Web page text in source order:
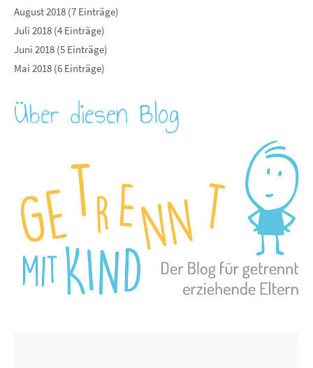
August 2018 (7 Einträge)
Juli 2018 (4 Einträge)
Juni 2018 (5 Einträge)
Mai 2018 (6 Einträge)
Über diesen Blog